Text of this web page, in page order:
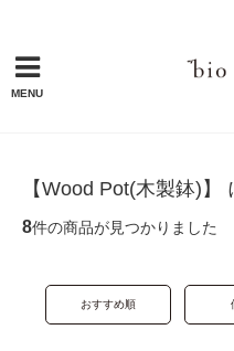
MENU
【Wood Pot(木製鉢)
8件の商品が見つかりました
おすすめ順